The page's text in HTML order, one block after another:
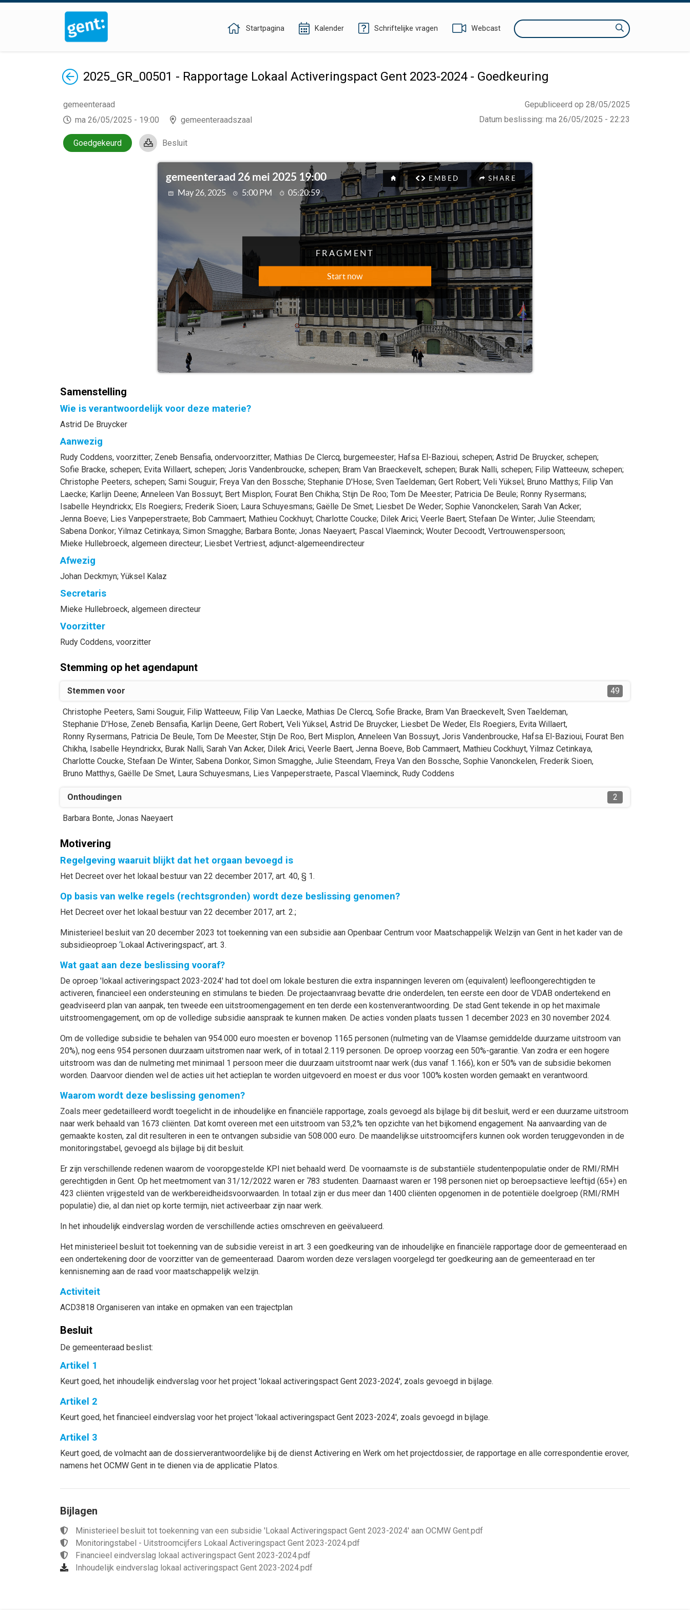
Startpagina Kalender Schriftelijke vragen Webcast Zoeken
Terug2025_GR_00501 - Rapportage Lokaal Activeringspact Gent 2023-2024 - Goedkeuring
Gepubliceerd op 28/05/2025
Datum beslissing: ma 26/05/2025 - 22:23
gemeenteraad
ma 26/05/2025 - 19:00
gemeenteraadszaal
Goedgekeurd Besluit
Samenstelling
Wie is verantwoordelijk voor deze materie?
Astrid De Bruycker
Aanwezig
Rudy Coddens, voorzitter; Zeneb Bensafia, ondervoorzitter; Mathias De Clercq, burgemeester; Hafsa El-Bazioui, schepen; Astrid De Bruycker, schepen;
Sofie Bracke, schepen; Evita Willaert, schepen; Joris Vandenbroucke, schepen; Bram Van Braeckevelt, schepen; Burak Nalli, schepen; Filip Watteeuw, schepen;
Christophe Peeters, schepen; Sami Souguir; Freya Van den Bossche; Stephanie D'Hose; Sven Taeldeman; Gert Robert; Veli Yüksel; Bruno Matthys; Filip Van
Laecke; Karlijn Deene; Anneleen Van Bossuyt; Bert Misplon; Fourat Ben Chikha; Stijn De Roo; Tom De Meester; Patricia De Beule; Ronny Rysermans;
Isabelle Heyndrickx; Els Roegiers; Frederik Sioen; Laura Schuyesmans; Gaëlle De Smet; Liesbet De Weder; Sophie Vanonckelen; Sarah Van Acker;
Jenna Boeve; Lies Vanpeperstraete; Bob Cammaert; Mathieu Cockhuyt; Charlotte Coucke; Dilek Arici; Veerle Baert; Stefaan De Winter; Julie Steendam;
Sabena Donkor; Yilmaz Cetinkaya; Simon Smagghe; Barbara Bonte; Jonas Naeyaert; Pascal Vlaeminck; Wouter Decoodt, Vertrouwenspersoon;
Mieke Hullebroeck, algemeen directeur; Liesbet Vertriest, adjunct-algemeendirecteur
Afwezig
Johan Deckmyn; Yüksel Kalaz
Secretaris
Mieke Hullebroeck, algemeen directeur
Voorzitter
Rudy Coddens, voorzitter
Stemming op het agendapunt
Stemmen voor 49
Christophe Peeters, Sami Souguir, Filip Watteeuw, Filip Van Laecke, Mathias De Clercq, Sofie Bracke, Bram Van Braeckevelt, Sven Taeldeman,
Stephanie D'Hose, Zeneb Bensafia, Karlijn Deene, Gert Robert, Veli Yüksel, Astrid De Bruycker, Liesbet De Weder, Els Roegiers, Evita Willaert,
Ronny Rysermans, Patricia De Beule, Tom De Meester, Stijn De Roo, Bert Misplon, Anneleen Van Bossuyt, Joris Vandenbroucke, Hafsa El-Bazioui, Fourat Ben
Chikha, Isabelle Heyndrickx, Burak Nalli, Sarah Van Acker, Dilek Arici, Veerle Baert, Jenna Boeve, Bob Cammaert, Mathieu Cockhuyt, Yilmaz Cetinkaya,
Charlotte Coucke, Stefaan De Winter, Sabena Donkor, Simon Smagghe, Julie Steendam, Freya Van den Bossche, Sophie Vanonckelen, Frederik Sioen,
Bruno Matthys, Gaëlle De Smet, Laura Schuyesmans, Lies Vanpeperstraete, Pascal Vlaeminck, Rudy Coddens
Onthoudingen 2
Barbara Bonte, Jonas Naeyaert
Motivering
Regelgeving waaruit blijkt dat het orgaan bevoegd is
Het Decreet over het lokaal bestuur van 22 december 2017, art. 40, § 1.
Op basis van welke regels (rechtsgronden) wordt deze beslissing genomen?
Het Decreet over het lokaal bestuur van 22 december 2017, art. 2.;
Ministerieel besluit van 20 december 2023 tot toekenning van een subsidie aan Openbaar Centrum voor Maatschappelijk Welzijn van Gent in het kader van de
subsidieoproep ‘Lokaal Activeringspact’, art. 3.
Wat gaat aan deze beslissing vooraf?
De oproep 'lokaal activeringspact 2023-2024' had tot doel om lokale besturen die extra inspanningen leveren om (equivalent) leefloongerechtigden te
activeren, financieel een ondersteuning en stimulans te bieden. De projectaanvraag bevatte drie onderdelen, ten eerste een door de VDAB ondertekend en
geadviseerd plan van aanpak, ten tweede een uitstroomengagement en ten derde een kostenverantwoording. De stad Gent tekende in op het maximale
uitstroomengagement, om op de volledige subsidie aanspraak te kunnen maken. De acties vonden plaats tussen 1 december 2023 en 30 november 2024.
Om de volledige subsidie te behalen van 954.000 euro moesten er bovenop 1165 personen (nulmeting van de Vlaamse gemiddelde duurzame uitstroom van
20%), nog eens 954 personen duurzaam uitstromen naar werk, of in totaal 2.119 personen. De oproep voorzag een 50%-garantie. Van zodra er een hogere
uitstroom was dan de nulmeting met minimaal 1 persoon meer die duurzaam uitstroomt naar werk (dus vanaf 1.166), kon er 50% van de subsidie bekomen
worden. Daarvoor dienden wel de acties uit het actieplan te worden uitgevoerd en moest er dus voor 100% kosten worden gemaakt en verantwoord.
Waarom wordt deze beslissing genomen?
Zoals meer gedetailleerd wordt toegelicht in de inhoudelijke en financiële rapportage, zoals gevoegd als bijlage bij dit besluit, werd er een duurzame uitstroom
naar werk behaald van 1673 cliënten. Dat komt overeen met een uitstroom van 53,2% ten opzichte van het bijkomend engagement. Na aanvaarding van de
gemaakte kosten, zal dit resulteren in een te ontvangen subsidie van 508.000 euro. De maandelijkse uitstroomcijfers kunnen ook worden teruggevonden in de
monitoringstabel, gevoegd als bijlage bij dit besluit.
Er zijn verschillende redenen waarom de vooropgestelde KPI niet behaald werd. De voornaamste is de substantiële studentenpopulatie onder de RMI/RMH
gerechtigden in Gent. Op het meetmoment van 31/12/2022 waren er 783 studenten. Daarnaast waren er 198 personen niet op beroepsactieve leeftijd (65+) en
423 cliënten vrijgesteld van de werkbereidheidsvoorwaarden. In totaal zijn er dus meer dan 1400 cliënten opgenomen in de potentiële doelgroep (RMI/RMH
populatie) die, al dan niet op korte termijn, niet activeerbaar zijn naar werk.
In het inhoudelijk eindverslag worden de verschillende acties omschreven en geëvalueerd.
Het ministerieel besluit tot toekenning van de subsidie vereist in art. 3 een goedkeuring van de inhoudelijke en financiële rapportage door de gemeenteraad en
een ondertekening door de voorzitter van de gemeenteraad. Daarom worden deze verslagen voorgelegd ter goedkeuring aan de gemeenteraad en ter
kennisneming aan de raad voor maatschappelijk welzijn.
Activiteit
ACD3818 Organiseren van intake en opmaken van een trajectplan
Besluit
De gemeenteraad beslist:
Artikel 1
Keurt goed, het inhoudelijk eindverslag voor het project 'lokaal activeringspact Gent 2023-2024', zoals gevoegd in bijlage.
Artikel 2
Keurt goed, het financieel eindverslag voor het project 'lokaal activeringspact Gent 2023-2024', zoals gevoegd in bijlage.
Artikel 3
Keurt goed, de volmacht aan de dossierverantwoordelijke bij de dienst Activering en Werk om het projectdossier, de rapportage en alle correspondentie erover,
namens het OCMW Gent in te dienen via de applicatie Platos.
Bijlagen
Ministerieel besluit tot toekenning van een subsidie 'Lokaal Activeringspact Gent 2023-2024' aan OCMW Gent.pdf
Monitoringstabel - Uitstroomcijfers Lokaal Activeringspact Gent 2023-2024.pdf
Financieel eindverslag lokaal activeringspact Gent 2023-2024.pdf
Inhoudelijk eindverslag lokaal activeringspact Gent 2023-2024.pdf